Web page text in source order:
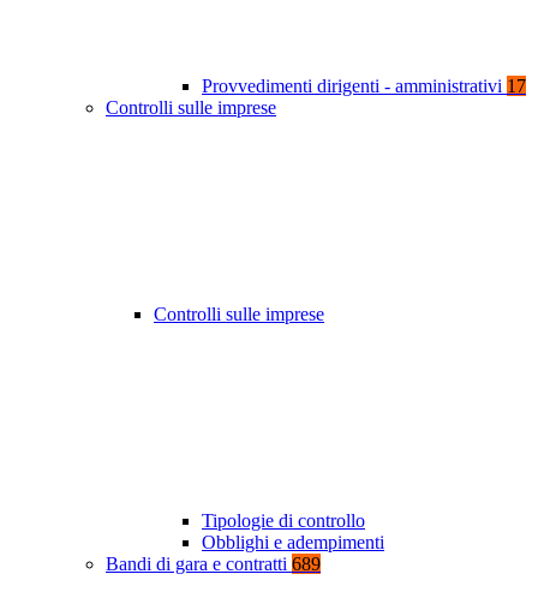
Provvedimenti dirigenti - amministrativi 17
Controlli sulle imprese
Controlli sulle imprese
Tipologie di controllo
Obblighi e adempimenti
Bandi di gara e contratti 689